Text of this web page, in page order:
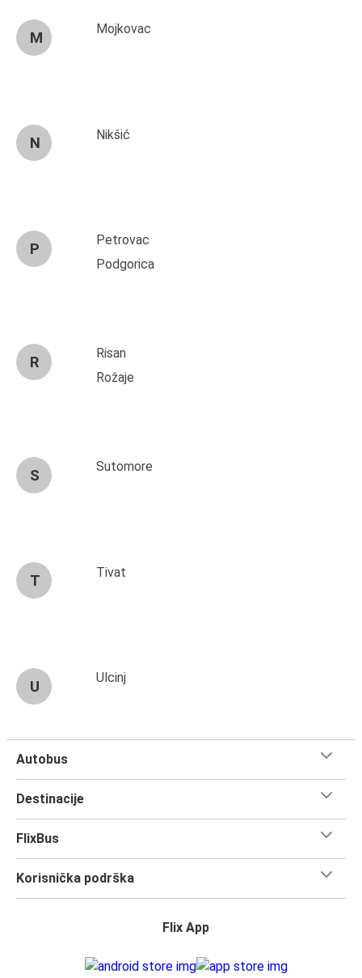
M
Mojkovac
N
Nikšić
P
Petrovac
Podgorica
R
Risan
Rožaje
S
Sutomore
T
Tivat
U
Ulcinj
Autobus
Destinacije
FlixBus
Korisnička podrška
Flix App